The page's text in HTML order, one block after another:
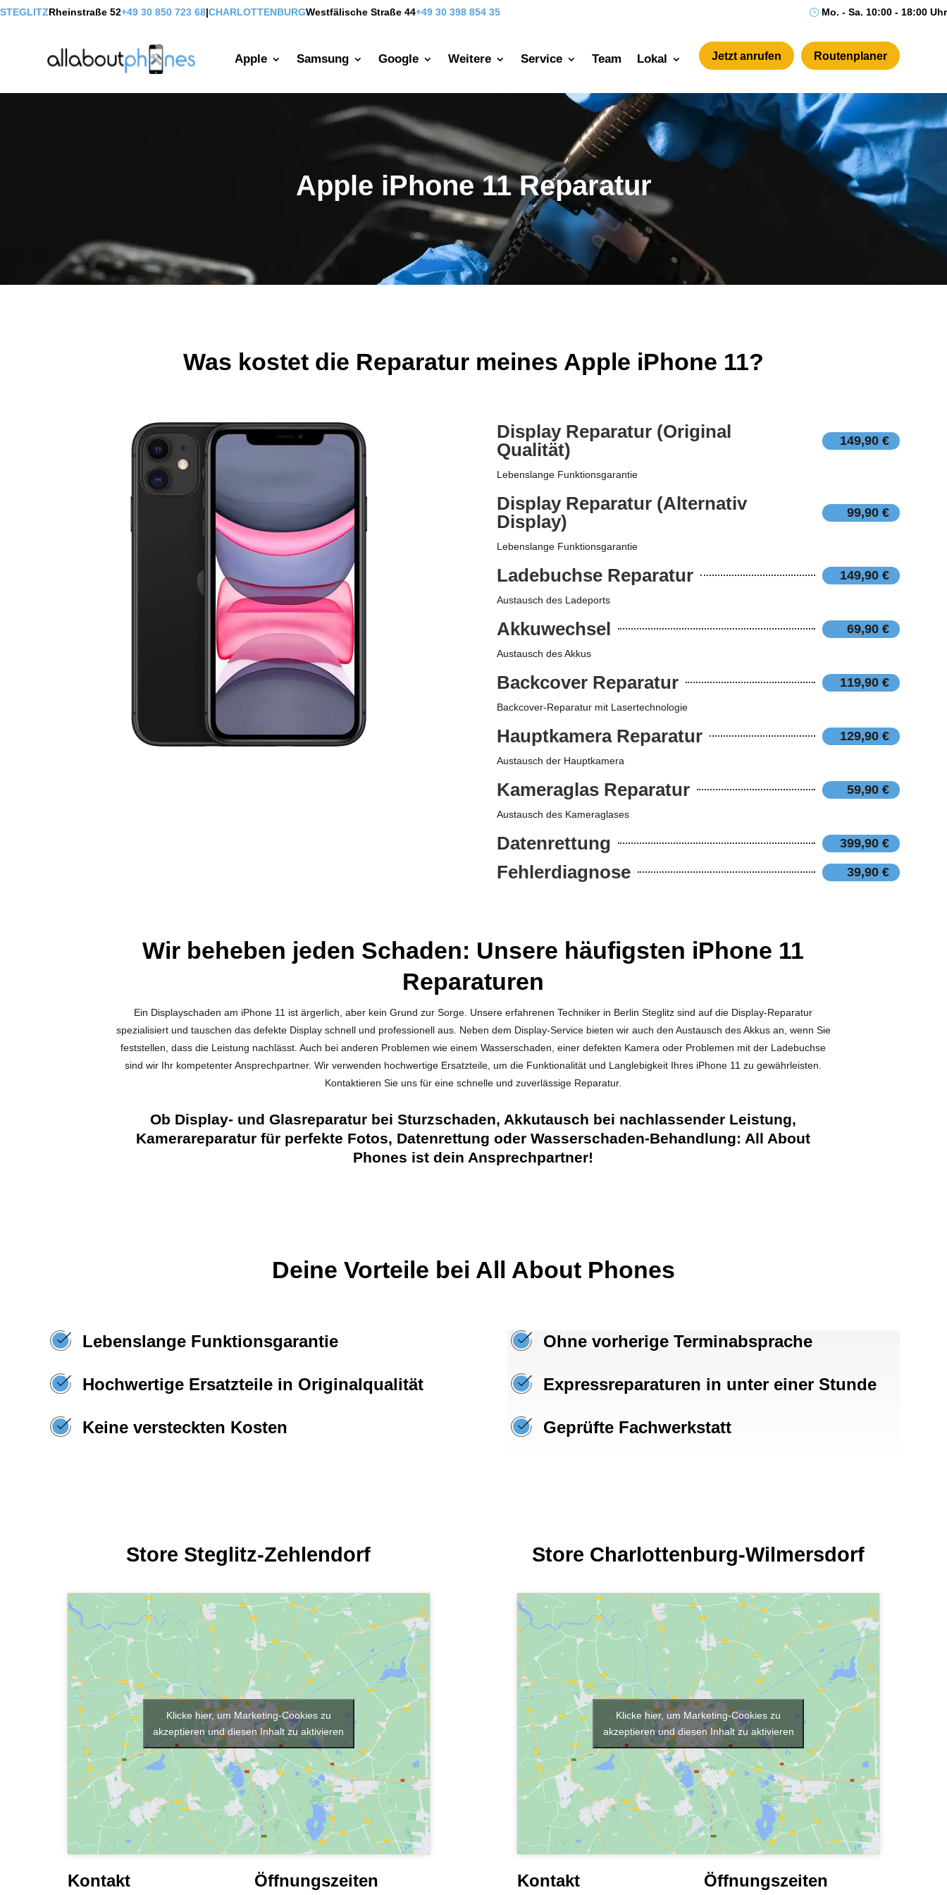
STEGLITZRheinstraße 52+49 30 850 723 68|CHARLOTTENBURGWestfälische Straße 44+49 30 398 854 35 } Mo. - Sa. 10:00 - 18:00 Uhr
Apple Samsung Google Weitere Service Team Lokal Jetzt anrufen Routenplaner
Apple iPhone 11 Reparatur
Was kostet die Reparatur meines Apple iPhone 11?
Display Reparatur (Original
Qualität)
149,90 €
Lebenslange Funktionsgarantie
Display Reparatur (Alternativ
Display)
99,90 €
Lebenslange Funktionsgarantie
Ladebuchse Reparatur 149,90 €
Austausch des Ladeports
Akkuwechsel 69,90 €
Austausch des Akkus
Backcover Reparatur 119,90 €
Backcover-Reparatur mit Lasertechnologie
Hauptkamera Reparatur 129,90 €
Austausch der Hauptkamera
Kameraglas Reparatur 59,90 €
Austausch des Kameraglases
Datenrettung 399,90 €
Fehlerdiagnose 39,90 €
Wir beheben jeden Schaden: Unsere häufigsten iPhone 11
Reparaturen
Ein Displayschaden am iPhone 11 ist ärgerlich, aber kein Grund zur Sorge. Unsere erfahrenen Techniker in Berlin Steglitz sind auf die Display-Reparatur
spezialisiert und tauschen das defekte Display schnell und professionell aus. Neben dem Display-Service bieten wir auch den Austausch des Akkus an, wenn Sie
feststellen, dass die Leistung nachlässt. Auch bei anderen Problemen wie einem Wasserschaden, einer defekten Kamera oder Problemen mit der Ladebuchse
sind wir Ihr kompetenter Ansprechpartner. Wir verwenden hochwertige Ersatzteile, um die Funktionalität und Langlebigkeit Ihres iPhone 11 zu gewährleisten.
Kontaktieren Sie uns für eine schnelle und zuverlässige Reparatur.
Ob Display- und Glasreparatur bei Sturzschaden, Akkutausch bei nachlassender Leistung,
Kamerareparatur für perfekte Fotos, Datenrettung oder Wasserschaden-Behandlung: All About
Phones ist dein Ansprechpartner!
Deine Vorteile bei All About Phones
Lebenslange Funktionsgarantie
Hochwertige Ersatzteile in Originalqualität
Keine versteckten Kosten
Ohne vorherige Terminabsprache
Expressreparaturen in unter einer Stunde
Geprüfte Fachwerkstatt
Store Steglitz-Zehlendorf
Klicke hier, um Marketing-Cookies zu
akzeptieren und diesen Inhalt zu aktivieren
Kontakt Öffnungszeiten
Store Charlottenburg-Wilmersdorf
Klicke hier, um Marketing-Cookies zu
akzeptieren und diesen Inhalt zu aktivieren
Kontakt Öffnungszeiten